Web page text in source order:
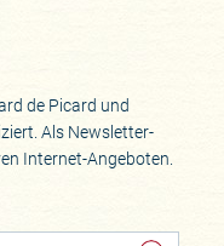
de Picard und
Als Newsletter-
Internet-Angeboten.